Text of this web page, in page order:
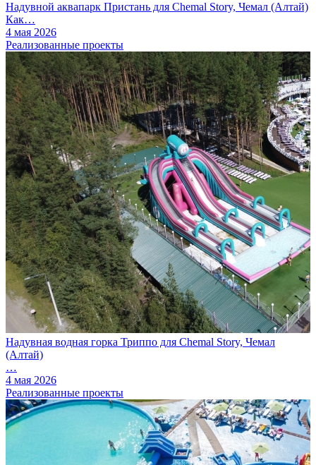
Надувной аквапарк Пристань для Chemal Story, Чемал (Алтай)
Как…
4 мая 2026
Реализованные проекты
Надувная водная горка Триппо для Chemal Story, Чемал
(Алтай)
…
4 мая 2026
Реализованные проекты